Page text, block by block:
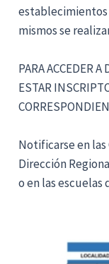
mismos se
PARA ACCEDER
ESTAR
Notificarse en
Dirección
o en las escuelas